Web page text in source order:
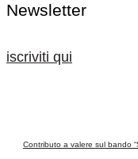
Newsletter
iscriviti qui
Contributo a valere sul bando